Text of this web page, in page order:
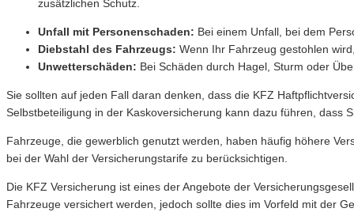
zusätzlichen Schutz.
Unfall mit Personenschaden: Bei einem Unfall, bei dem
Diebstahl des Fahrzeugs: Wenn Ihr Fahrzeug gestohlen
Unwetterschäden: Bei Schäden durch Hagel, Sturm oder
Sie sollten auf jeden Fall daran denken, dass die KFZ
Selbstbeteiligung in der Kaskoversicherung kann dazu führen, dass
Fahrzeuge, die gewerblich genutzt werden, haben häufig höhere
bei der Wahl der Versicherungstarife zu berücksichtigen.
Die KFZ Versicherung ist eines der Angebote der
Fahrzeuge versichert werden, jedoch sollte dies im Vorfeld mit der